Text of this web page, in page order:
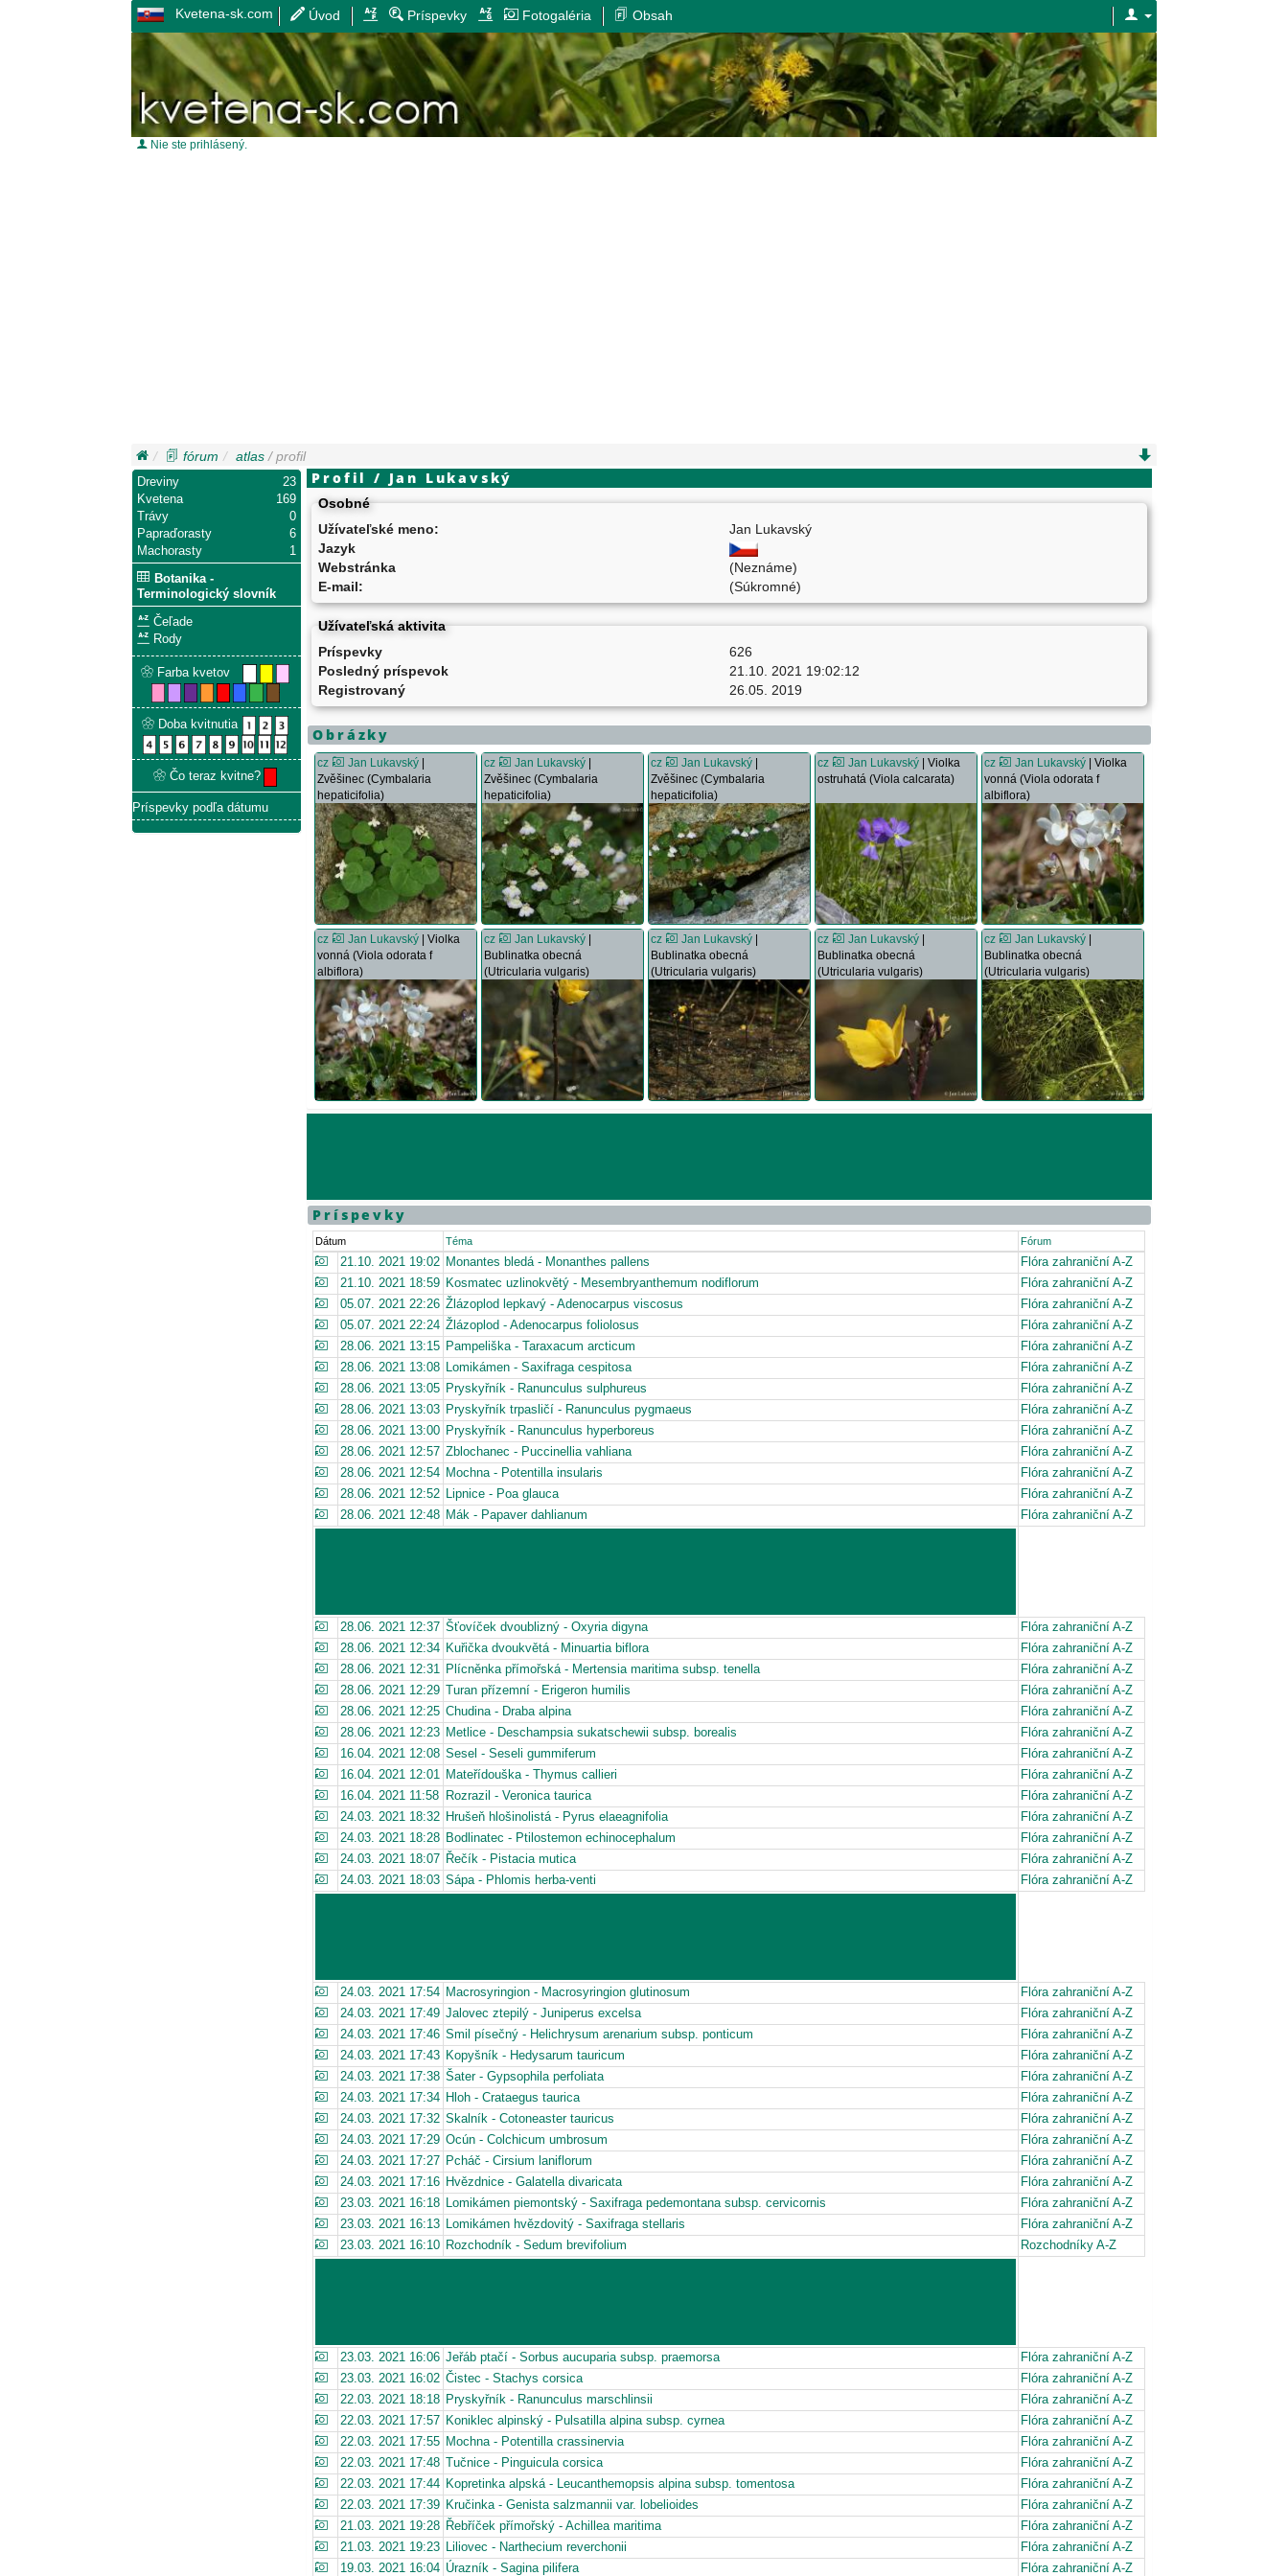
Kvetena-sk.com Úvod Príspevky Fotogaléria Obsah
Nie ste prihlásený.
fórum atlas / profil
Profil / Jan Lukavský
Osobné
Užívateľské meno:
Jan Lukavský
Jazyk
Webstránka
(Neznáme)
E-mail:
(Súkromné)
Užívateľská aktivita
Príspevky
626
Posledný príspevok
21.10. 2021 19:02:12
Registrovaný
26.05. 2019
Obrázky
cz Jan Lukavský |
Zvěšinec (Cymbalaria
hepaticifolia)
cz Jan Lukavský |
Zvěšinec (Cymbalaria
hepaticifolia)
cz Jan Lukavský |
Zvěšinec (Cymbalaria
hepaticifolia)
cz Jan Lukavský | Violka
ostruhatá (Viola calcarata)
cz Jan Lukavský | Violka
vonná (Viola odorata f
albiflora)
cz Jan Lukavský | Violka
vonná (Viola odorata f
albiflora)
cz Jan Lukavský |
Bublinatka obecná
(Utricularia vulgaris)
cz Jan Lukavský |
Bublinatka obecná
(Utricularia vulgaris)
cz Jan Lukavský |
Bublinatka obecná
(Utricularia vulgaris)
cz Jan Lukavský |
Bublinatka obecná
(Utricularia vulgaris)
Príspevky
Dátum Téma Fórum
21.10. 2021 19:02 Monantes bledá - Monanthes pallens
Flóra zahraniční A-Z
21.10. 2021 18:59 Kosmatec uzlinokvětý - Mesembryanthemum nodiflorum
Flóra zahraniční A-Z
05.07. 2021 22:26 Žlázoplod lepkavý - Adenocarpus viscosus
Flóra zahraniční A-Z
05.07. 2021 22:24 Žlázoplod - Adenocarpus foliolosus
Flóra zahraniční A-Z
28.06. 2021 13:15 Pampeliška - Taraxacum arcticum
Flóra zahraniční A-Z
28.06. 2021 13:08
Lomikámen - Saxifraga cespitosa
Flóra zahraniční A-Z
28.06. 2021 13:05 Pryskyřník - Ranunculus sulphureus
Flóra zahraniční A-Z
28.06. 2021 13:03 Pryskyřník trpasličí - Ranunculus pygmaeus
Flóra zahraniční A-Z
28.06. 2021 13:00 Pryskyřník - Ranunculus hyperboreus
Flóra zahraniční A-Z
28.06. 2021 12:57 Zblochanec - Puccinellia vahliana
Flóra zahraniční A-Z
28.06. 2021 12:54 Mochna - Potentilla insularis
Flóra zahraniční A-Z
28.06. 2021 12:52
Lipnice - Poa glauca
Flóra zahraniční A-Z
28.06. 2021 12:48 Mák - Papaver dahlianum Flóra zahraniční A-Z
28.06. 2021 12:37 Šťovíček dvoublizný - Oxyria digyna
Flóra zahraniční A-Z
28.06. 2021 12:34 Kuřička dvoukvětá - Minuartia biflora
Flóra zahraniční A-Z
28.06. 2021 12:31
Plícněnka přímořská - Mertensia maritima subsp. tenella
Flóra zahraniční A-Z
28.06. 2021 12:29 Turan přízemní - Erigeron humilis
Flóra zahraniční A-Z
28.06. 2021 12:25 Chudina - Draba alpina
Flóra zahraniční A-Z
28.06. 2021 12:23 Metlice - Deschampsia sukatschewii subsp. borealis
Flóra zahraniční A-Z
16.04. 2021 12:08 Sesel - Seseli gummiferum
Flóra zahraniční A-Z
16.04. 2021 12:01
Mateřídouška - Thymus callieri
Flóra zahraniční A-Z
16.04. 2021 11:58
Rozrazil - Veronica taurica
Flóra zahraniční A-Z
24.03. 2021 18:32 Hrušeň hlošinolistá - Pyrus elaeagnifolia
Flóra zahraniční A-Z
24.03. 2021 18:28 Bodlinatec - Ptilostemon echinocephalum
Flóra zahraniční A-Z
24.03. 2021 18:07 Řečík - Pistacia mutica
Flóra zahraniční A-Z
24.03. 2021 18:03 Sápa - Phlomis herba-venti Flóra zahraniční A-Z
24.03. 2021 17:54 Macrosyringion - Macrosyringion glutinosum
Flóra zahraniční A-Z
24.03. 2021 17:49 Jalovec ztepilý - Juniperus excelsa
Flóra zahraniční A-Z
24.03. 2021 17:46 Smil písečný - Helichrysum arenarium subsp. ponticum
Flóra zahraniční A-Z
24.03. 2021 17:43 Kopyšník - Hedysarum tauricum
Flóra zahraniční A-Z
24.03. 2021 17:38 Šater - Gypsophila perfoliata
Flóra zahraniční A-Z
24.03. 2021 17:34 Hloh - Crataegus taurica
Flóra zahraniční A-Z
24.03. 2021 17:32 Skalník - Cotoneaster tauricus
Flóra zahraniční A-Z
24.03. 2021 17:29 Ocún - Colchicum umbrosum
Flóra zahraniční A-Z
24.03. 2021 17:27 Pcháč - Cirsium laniflorum
Flóra zahraniční A-Z
24.03. 2021 17:16 Hvězdnice - Galatella divaricata
Flóra zahraniční A-Z
23.03. 2021 16:18
Lomikámen piemontský - Saxifraga pedemontana subsp. cervicornis
Flóra zahraniční A-Z
23.03. 2021 16:13
Lomikámen hvězdovitý - Saxifraga stellaris
Flóra zahraniční A-Z
23.03. 2021 16:10 Rozchodník - Sedum brevifolium Rozchodníky A-Z
23.03. 2021 16:06 Jeřáb ptačí - Sorbus aucuparia subsp. praemorsa
Flóra zahraniční A-Z
23.03. 2021 16:02 Čistec - Stachys corsica
Flóra zahraniční A-Z
22.03. 2021 18:18 Pryskyřník - Ranunculus marschlinsii
Flóra zahraniční A-Z
22.03. 2021 17:57 Koniklec alpinský - Pulsatilla alpina subsp. cyrnea
Flóra zahraniční A-Z
22.03. 2021 17:55 Mochna - Potentilla crassinervia
Flóra zahraniční A-Z
22.03. 2021 17:48 Tučnice - Pinguicula corsica
Flóra zahraniční A-Z
22.03. 2021 17:44 Kopretinka alpská - Leucanthemopsis alpina subsp. tomentosa
Flóra zahraniční A-Z
22.03. 2021 17:39 Kručinka - Genista salzmannii var. lobelioides
Flóra zahraniční A-Z
21.03. 2021 19:28 Řebříček přímořský - Achillea maritima
Flóra zahraniční A-Z
21.03. 2021 19:23
Liliovec - Narthecium reverchonii
Flóra zahraniční A-Z
19.03. 2021 16:04 Úrazník - Sagina pilifera Flóra zahraniční A-Z
23
Dreviny
169
Kvetena
0
Trávy
6
Papraďorasty
1
Machorasty
Botanika -
Terminologický slovník
Čeľade
Rody
Farba kvetov
Doba kvitnutia
Čo teraz kvitne?
Príspevky podľa dátumu